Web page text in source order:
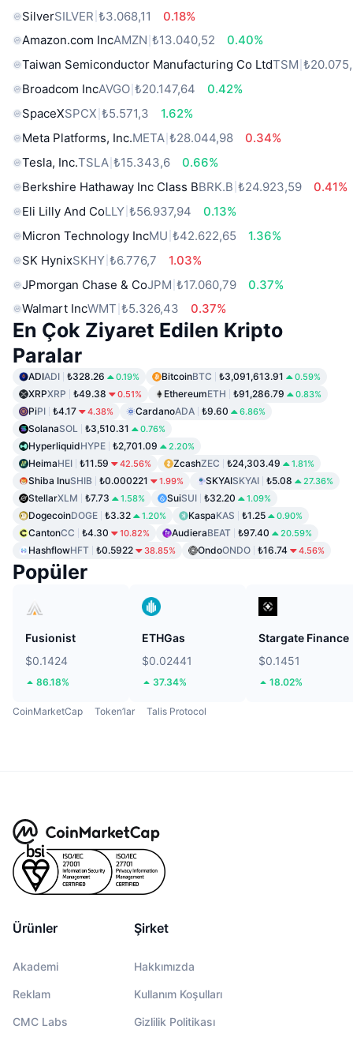
SilverSILVER ₺3.068,11
0.18%
Amazon.com IncAMZN ₺13.040,52
0.40%
Taiwan Semiconductor Manufacturing Co LtdTSM
Broadcom IncAVGO ₺20.147,64
0.42%
SpaceXSPCX ₺5.571,3
1.62%
Meta Platforms, Inc.META ₺28.044,98
0.34%
Tesla, Inc.TSLA ₺15.343,6
0.66%
Berkshire Hathaway Inc Class BBRK.B ₺24.923,59
0.41%
Eli Lilly And CoLLY ₺56.937,94
0.13%
Micron Technology IncMU ₺42.622,65
1.36%
SK HynixSKHY ₺6.776,7
1.03%
JPmorgan Chase & CoJPM ₺17.060,79
0.37%
Walmart IncWMT ₺5.326,43 0.37%
En Çok Ziyaret Edilen Kripto
Paralar
ADIADI ₺328.26 0.19% BitcoinBTC ₺3,091,613.91 0.59%
XRPXRP ₺49.38 0.51% EthereumETH ₺91,286.79 0.83%
PiPI ₺4.17 4.38% CardanoADA ₺9.60 6.86%
SolanaSOL ₺3,510.31 0.76%
HyperliquidHYPE ₺2,701.09 2.20%
HeimaHEI ₺11.59 42.56% ZcashZEC ₺24,303.49 1.81%
Shiba InuSHIB ₺0.000221 1.99% SKYAISKYAI ₺5.08 27.36%
StellarXLM ₺7.73 1.58% SuiSUI ₺32.20 1.09%
DogecoinDOGE ₺3.32 1.20% KaspaKAS ₺1.25 0.90%
CantonCC ₺4.30 10.82% AudieraBEAT ₺97.40 20.59%
HashflowHFT ₺0.5922 38.85% OndoONDO ₺16.74 4.56%
Popüler
Fusionist
$0.1424
86.18%
ETHGas
$0.02441
37.34%
Stargate Finance
$0.1451
18.02%
CoinMarketCap Token’lar Talis Protocol
Ürünler
Akademi
Reklam
CMC Labs
Şirket
Hakkımızda
Kullanım Koşulları
Gizlilik Politikası